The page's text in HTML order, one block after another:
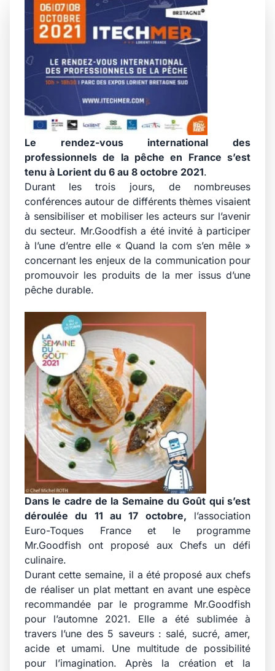
Le rendez-vous international des
professionnels de la pêche en France s’est
tenu à Lorient du 6 au 8 octobre 2021.
Durant les trois jours, de nombreuses
conférences autour de différents thèmes visaient
à sensibiliser et mobiliser les acteurs sur l’avenir
du secteur. Mr.Goodfish a été invité à participer
à l’une d’entre elle « Quand la com s’en mêle »
concernant les enjeux de la communication pour
promouvoir les produits de la mer issus d’une
pêche durable.
Dans le cadre de la Semaine du Goût qui s’est
déroulée du 11 au 17 octobre, l’association
Euro-Toques Franceet le programme
Mr.Goodfish ont proposé aux Chefs un défi
culinaire.
Durant cette semaine, il a été proposé aux chefs
de réaliser un plat mettant en avant une espèce
recommandée par le programme Mr.Goodfish
pour l’automne 2021. Elle a été sublimée à
travers l’une des 5 saveurs : salé, sucré, amer,
acide et umami. Une multitude de possibilité
pour l’imagination. Après la création et la